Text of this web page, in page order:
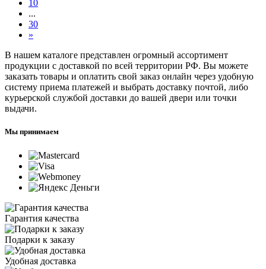
10
...
30
»
В нашем каталоге представлен огромный ассортимент
продукции с доставкой по всей территории РФ. Вы можете
заказать товары и оплатить свой заказ онлайн через удобную
систему приема платежей и выбрать доставку почтой, либо
курьерской службой доставки до вашей двери или точки
выдачи.
Мы принимаем
Гарантия качества
Подарки к заказу
Удобная доставка